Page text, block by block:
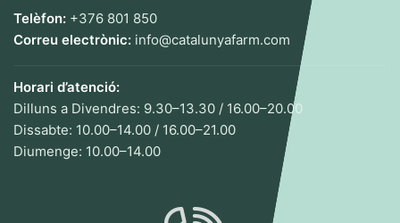
Telèfon: +376 801 850
Correu electrònic: info@catalunyafarm.com
Horari d’atenció:
Dilluns a Divendres: 9.30–13.30 / 16.00–20.00
Dissabte: 10.00–14.00 / 16.00–21.00
Diumenge: 10.00–14.00